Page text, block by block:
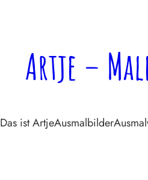
Artje –
Das ist ArtjeAusmalbilder